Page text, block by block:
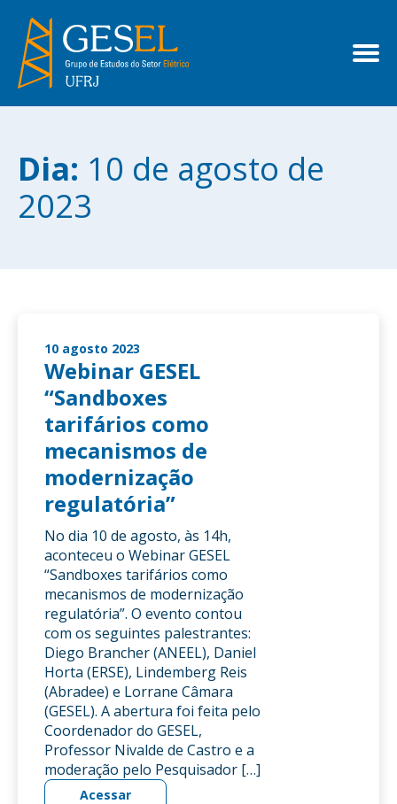
Dia: 10 de agosto de
2023
10 agosto 2023
Webinar GESEL
“Sandboxes
tarifários como
mecanismos de
modernização
regulatória”
No dia 10 de agosto, às 14h,
aconteceu o Webinar GESEL
“Sandboxes tarifários como
mecanismos de modernização
regulatória”. O evento contou
com os seguintes palestrantes:
Diego Brancher (ANEEL), Daniel
Horta (ERSE), Lindemberg Reis
(Abradee) e Lorrane Câmara
(GESEL). A abertura foi feita pelo
Coordenador do GESEL,
Professor Nivalde de Castro e a
moderação pelo Pesquisador […]
Acessar